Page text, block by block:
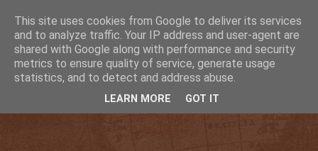
This site uses cookies from Google to deliver its services
and to analyze traffic. Your IP address and user-agent are
shared with Google along with performance and security
metrics to ensure quality of service, generate usage
statistics, and to detect and address abuse.
LEARN MORE GOT IT